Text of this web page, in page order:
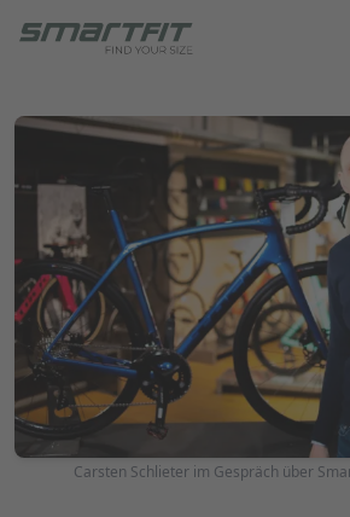
Carsten Schlieter im Gespräch über